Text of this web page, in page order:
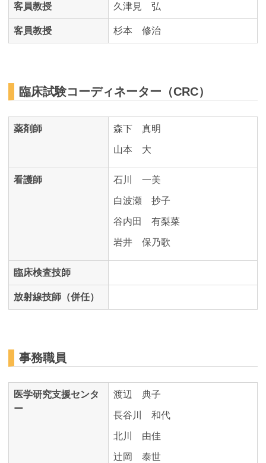
客員教授 久津見 弘
客員教授 杉本 修治
臨床試験コーディネーター（CRC）
薬剤師 森下 真明
山本 大
看護師 石川 一美
白波瀬 抄子
谷内田 有梨菜
岩井 保乃歌
臨床検査技師
放射線技師（併任）
事務職員
医学研究支援センタ
ー
渡辺 典子
長谷川 和代
北川 由佳
辻岡 泰世